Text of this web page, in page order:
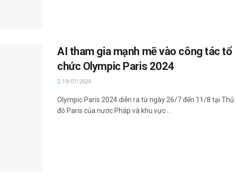
AI tham gia mạnh mẽ vào công tác tổ
chức Olympic Paris 2024
19/07/2024
Olympic Paris 2024 diễn ra từ ngày 26/7 đến 11/8 tại Thủ
đô Paris của nước Pháp và khu vực ...